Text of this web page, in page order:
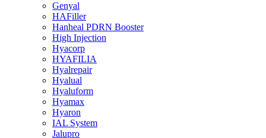
Genyal
HAFiller
Hanheal PDRN Booster
High Injection
Hyacorp
HYAFILIA
Hyalrepair
Hyalual
Hyaluform
Hyamax
Hyaron
IAL System
Jalupro